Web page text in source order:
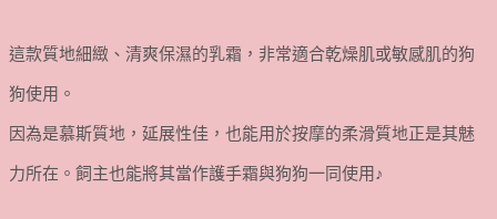
這款質地細緻、清爽保濕的乳霜，非常適合乾燥肌或敏感肌的狗
狗使用。
因為是慕斯質地，延展性佳，也能用於按摩的柔滑質地正是其魅
力所在。飼主也能將其當作護手霜與狗狗一同使用♪